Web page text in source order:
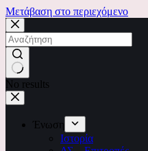
Μετάβαση στο περιεχόμενο
No results
Ένωση
Ιστορία